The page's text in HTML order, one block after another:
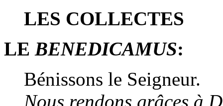
LES COLLECTES
LE BENEDICAMUS:
Bénissons le Seigneur.
Nous rendons grâces à